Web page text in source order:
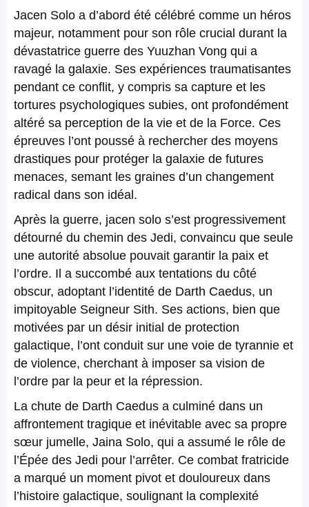
Jacen Solo a d’abord été célébré comme un héros
majeur, notamment pour son rôle crucial durant la
dévastatrice guerre des Yuuzhan Vong qui a
ravagé la galaxie. Ses expériences traumatisantes
pendant ce conflit, y compris sa capture et les
tortures psychologiques subies, ont profondément
altéré sa perception de la vie et de la Force. Ces
épreuves l’ont poussé à rechercher des moyens
drastiques pour protéger la galaxie de futures
menaces, semant les graines d’un changement
radical dans son idéal.
Après la guerre, jacen solo s’est progressivement
détourné du chemin des Jedi, convaincu que seule
une autorité absolue pouvait garantir la paix et
l’ordre. Il a succombé aux tentations du côté
obscur, adoptant l’identité de Darth Caedus, un
impitoyable Seigneur Sith. Ses actions, bien que
motivées par un désir initial de protection
galactique, l’ont conduit sur une voie de tyrannie et
de violence, cherchant à imposer sa vision de
l’ordre par la peur et la répression.
La chute de Darth Caedus a culminé dans un
affrontement tragique et inévitable avec sa propre
sœur jumelle, Jaina Solo, qui a assumé le rôle de
l’Épée des Jedi pour l’arrêter. Ce combat fratricide
a marqué un moment pivot et douloureux dans
l’histoire galactique, soulignant la complexité